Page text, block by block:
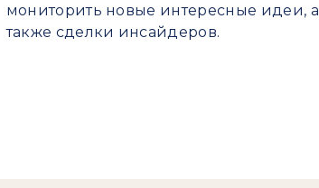
мониторить новые интересные идеи, а
также сделки инсайдеров.